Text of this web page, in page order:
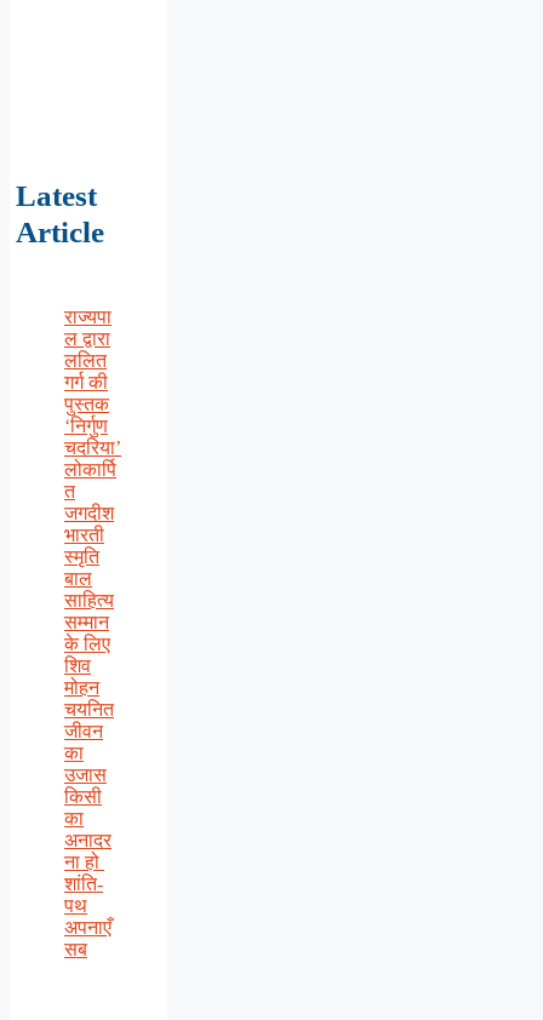
Latest
Article
राज्यपा
ल द्वारा
ललित
गर्ग की
पुस्तक
‘निर्गुण
चदरिया’
लोकार्पि
त
जगदीश
भारती
स्मृति
बाल
साहित्य
सम्मान
के लिए
शिव
मोहन
चयनित
जीवन
का
उजास
किसी
का
अनादर
ना हो
शांति-
पथ
अपनाएँ
सब